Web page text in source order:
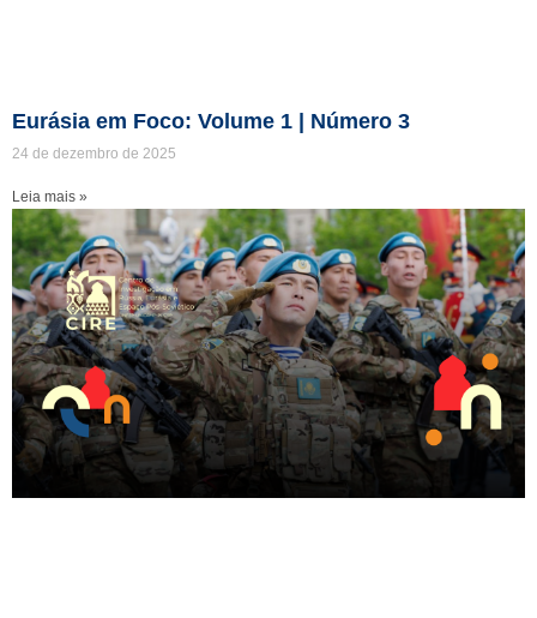
Eurásia em Foco: Volume 1 | Número 3
24 de dezembro de 2025
Leia mais »